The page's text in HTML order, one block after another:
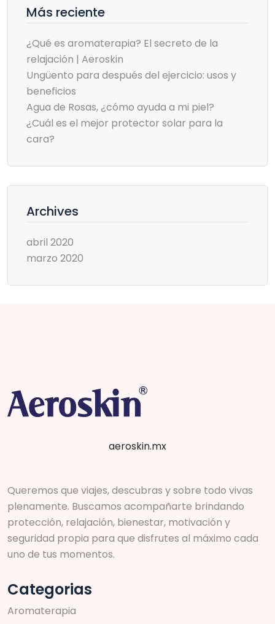
Más reciente
¿Qué es aromaterapia? El secreto de la
relajación | Aeroskin
Ungüento para después del ejercicio: usos y
beneficios
Agua de Rosas, ¿cómo ayuda a mi piel?
¿Cuál es el mejor protector solar para la
cara?
Archives
abril 2020
marzo 2020
aeroskin.mx
Queremos que viajes, descubras y sobre todo vivas
plenamente. Buscamos acompañarte brindando
protección, relajación, bienestar, motivación y
seguridad propia para que disfrutes al máximo cada
uno de tus momentos.
Categorias
Aromaterapia